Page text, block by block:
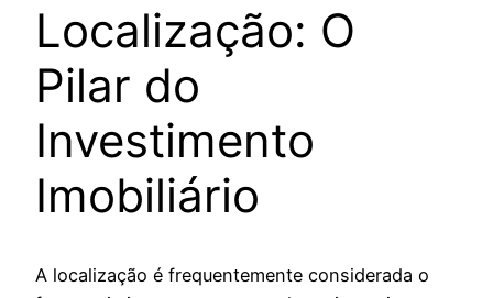
Localização: O
Pilar do
Investimento
Imobiliário
A localização é frequentemente considerada o